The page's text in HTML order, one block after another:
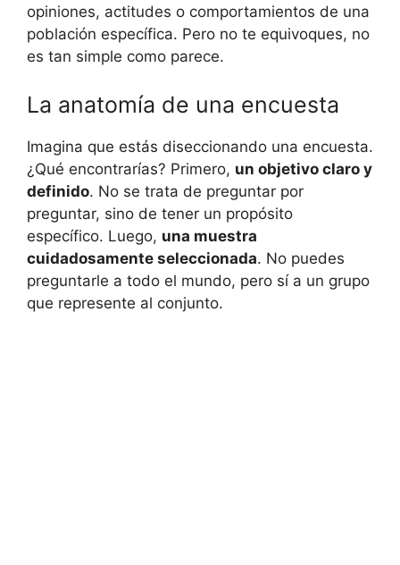
opiniones, actitudes o comportamientos de una
población específica. Pero no te equivoques, no
es tan simple como parece.
La anatomía de una encuesta
Imagina que estás diseccionando una encuesta.
¿Qué encontrarías? Primero, un objetivo claro y
definido. No se trata de preguntar por
preguntar, sino de tener un propósito
específico. Luego, una muestra
cuidadosamente seleccionada. No puedes
preguntarle a todo el mundo, pero sí a un grupo
que represente al conjunto.